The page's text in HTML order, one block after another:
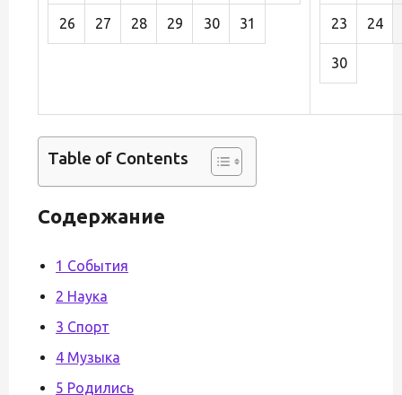
26 27 28 29 30 31 23 24
30
Table of Contents
Содержание
1 События
2 Наука
3 Спорт
4 Музыка
5 Родились